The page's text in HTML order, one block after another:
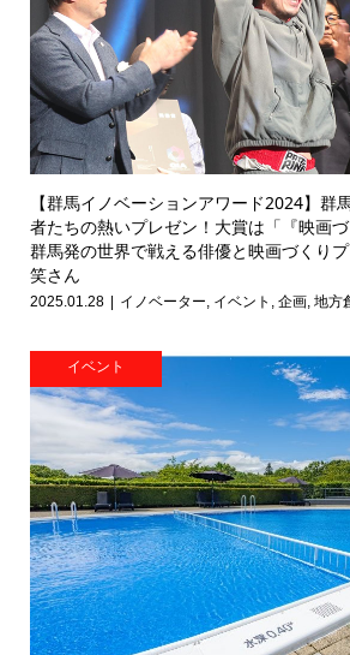
【群馬イノベーションアワード2024】群
者たちの熱いプレゼン！大賞は「『映画づ
群馬発の世界で戦える俳優と映画づくり
笑さん
2025.01.28 イノベーター, イベント , 企画, 地方
イベント